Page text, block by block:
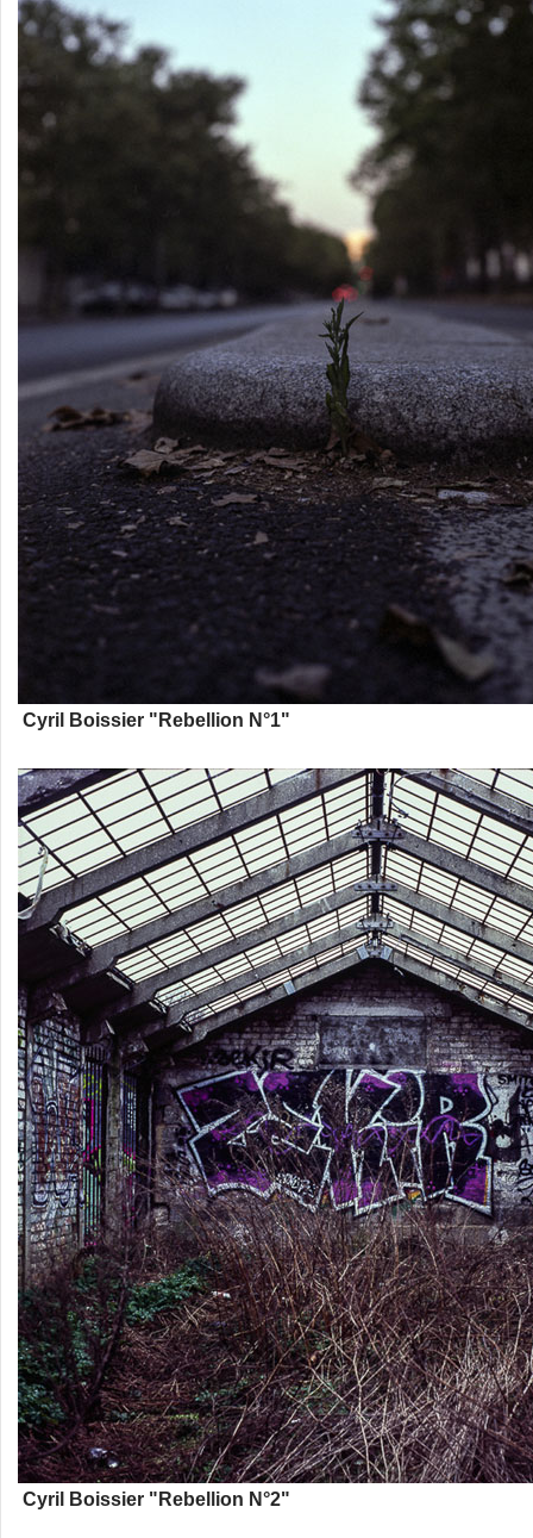
Cyril Boissier "Rebellion N°1"
Cyril Boissier "Rebellion N°2"